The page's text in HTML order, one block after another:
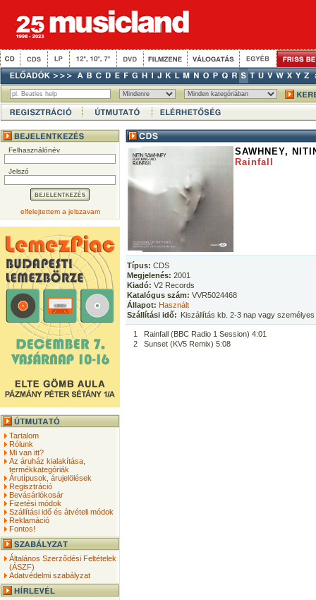
Felhasználónév
Jelszó
elfelejtettem a jelszavam
Tartalom
Rólunk
Mi van itt?
Az áruház kialakítása,
termékkategóriák
Árutípusok, árujelölések
Regisztráció
Bevásárlókosár
Fizetési módok
Szállítási idő és átvételi módok
Reklamáció
Fontos!
Általános Szerződési Feltételek
(ÁSZF)
Adatvédelmi szabályzat
SAWHNEY,
Rainfall
Típus: CDS
Megjelenés: 2001
Kiadó: V2 Records
Katalógus szám: VVR5024468
Állapot: Használt
Szállítási idő: Kiszállítás kb. 2-3 nap vagy
1
Rainfall (BBC Radio 1 Session) 4:01
2
Sunset (KV5 Remix) 5:08